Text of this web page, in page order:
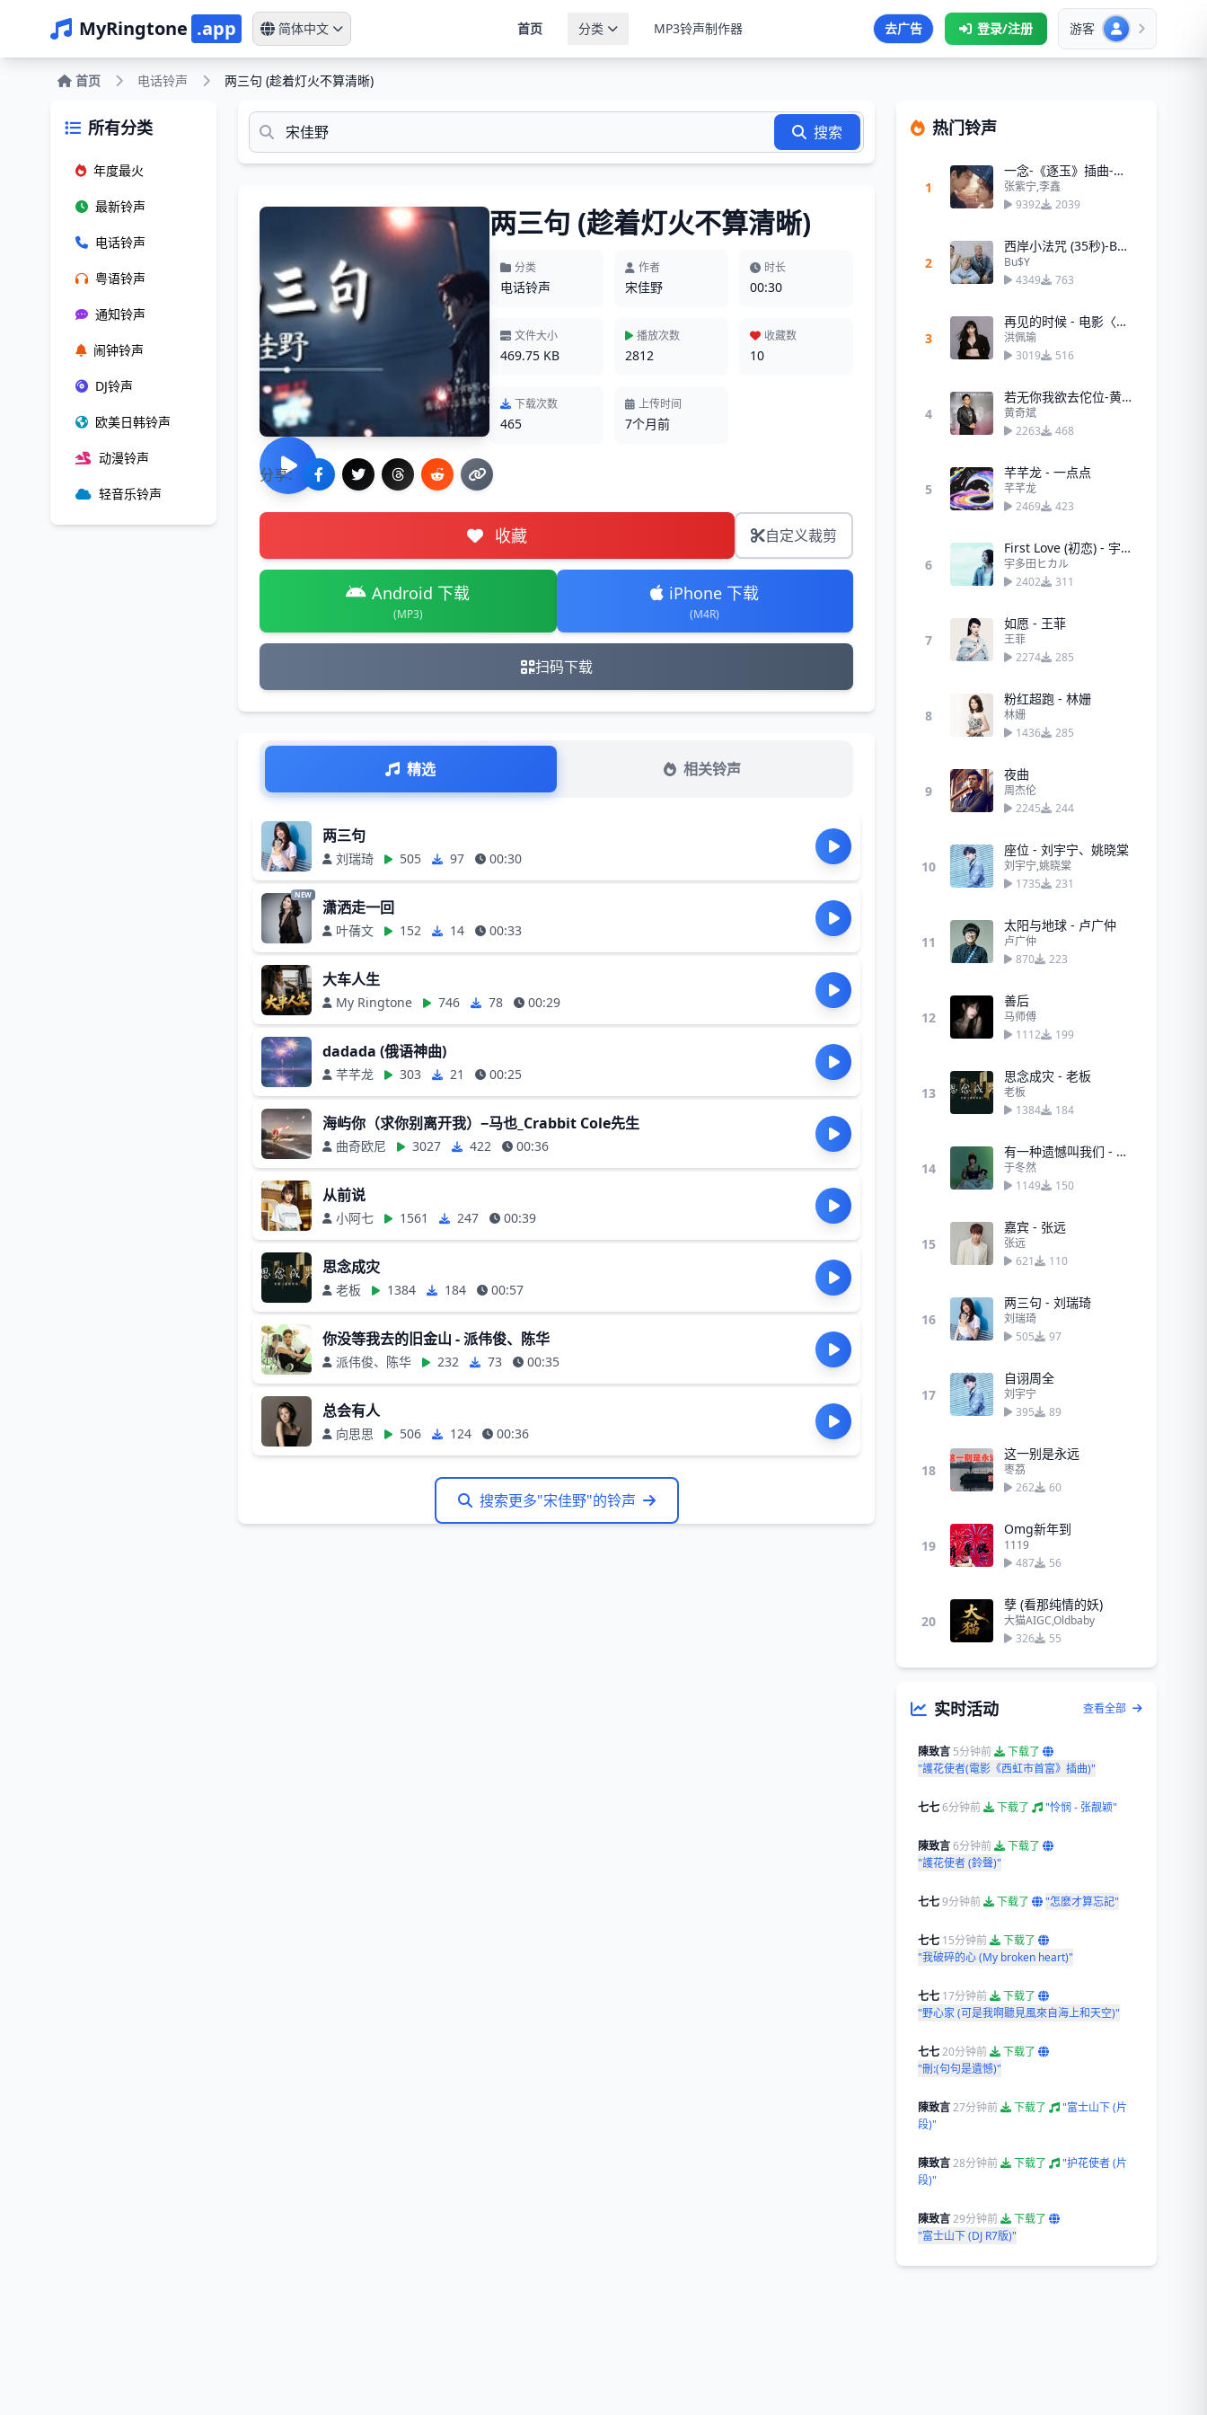
MyRingtone .app 简体中文 首页 分类 MP3铃声制作器 去广告 登录/注册 游客
首页 电话铃声 两三句 (趁着灯火不算清晰)
所有分类
年度最火
最新铃声
电话铃声
粤语铃声
通知铃声
闹钟铃声
DJ铃声
欧美日韩铃声
动漫铃声
轻音乐铃声
搜索
两三句 (趁着灯火不算清晰)
分类
电话铃声
作者
宋佳野
时长
00:30
文件大小
469.75 KB
播放次数
2812
收藏数
10
下载次数
465
上传时间
7个月前
分享:
收藏 自定义裁剪
Android 下载
(MP3)
iPhone 下载
(M4R)
扫码下载
精选 相关铃声
两三句
刘瑞琦 505 97 00:30
NEW
潇洒走一回
叶蒨文 152 14 00:33
大车人生
My Ringtone 746 78 00:29
dadada (俄语神曲)
芊芊龙 303 21 00:25
海屿你（求你别离开我）−马也_Crabbit Cole先生
曲奇欧尼 3027 422 00:36
从前说
小阿七 1561 247 00:39
思念成灾
老板 1384 184 00:57
你没等我去的旧金山 - 派伟俊、陈华
派伟俊、陈华 232 73 00:35
总会有人
向思思 506 124 00:36
搜索更多"宋佳野"的铃声
热门铃声
1
一念-《逐玉》插曲-张紫宁,李鑫
张紫宁,李鑫
9392
2039
2
西岸小法咒 (35秒)-Bu$Y
Bu$Y
4349
763
3
再见的时候 - 电影〈阳光女子合唱团〉主题曲 - 洪佩瑜
洪佩瑜
3019
516
4
若无你我欲去佗位-黄奇斌
黄奇斌
2263
468
5
芊芊龙 - 一点点
芊芊龙
2469
423
6
First Love (初恋) - 宇多田ヒカル
宇多田ヒカル
2402
311
7
如愿 - 王菲
王菲
2274
285
8
粉红超跑 - 林姗
林姗
1436
285
9
夜曲
周杰伦
2245
244
10
座位 - 刘宇宁、姚晓棠
刘宇宁,姚晓棠
1735
231
11
太阳与地球 - 卢广仲
卢广仲
870
223
12
善后
马师傅
1112
199
13
思念成灾 - 老板
老板
1384
184
14
有一种遗憾叫我们 - 于冬然
于冬然
1149
150
15
嘉宾 - 张远
张远
621
110
16
两三句 - 刘瑞琦
刘瑞琦
505
97
17
自诩周全
刘宇宁
395
89
18
这一别是永远
枣茘
262
60
19
Omg新年到
1119
487
56
20
孽 (看那纯情的妖)
大猫AIGC,Oldbaby
326
55
实时活动 查看全部
陳致言 5分钟前
下载了
"護花使者(電影《西虹市首富》插曲)"
七七6分钟前 下载了 "怜悯 - 张靓颖"
陳致言6分钟前
下载了
"護花使者 (鈴聲)"
七七9分钟前 下载了 "怎麼才算忘記"
七七 15分钟前
下载了
"我破碎的心 (My broken heart)"
七七 17分钟前
下载了
"野心家 (可是我啊聽見風來自海上和天空)"
七七20分钟前
下载了
"刪:(句句是遺憾)"
陳致言27分钟前 下载了
"富士山下 (片
段)"
陳致言28分钟前 下载了
"护花使者 (片
段)"
陳致言29分钟前
下载了
"富士山下 (DJ R7版)"